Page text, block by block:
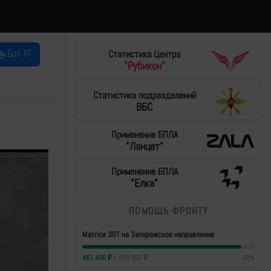
Бот ТГ
Статистика Центра
"Рубикон"
Статистика подразделений
ВБС
Применение БПЛА
"Ланцет"
Применение БПЛА
"Елка"
ПОМОЩЬ ФРОНТУ
Matrice 30T на Запорожское направление
461 400₽/ 500 000 ₽ 92%